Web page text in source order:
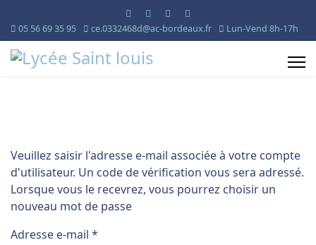
05 56 69 35 95 ce.0332468d@ac-bordeaux.fr Lun-Vend 8h-17h
Veuillez saisir l'adresse e-mail associée à votre compte
d'utilisateur. Un code de vérification vous sera adressé.
Lorsque vous le recevrez, vous pourrez choisir un
nouveau mot de passe
Adresse e-mail *